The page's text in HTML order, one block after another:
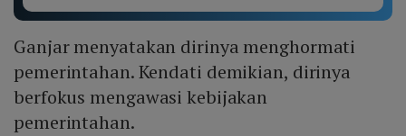
Ganjar menyatakan dirinya menghormati
pemerintahan. Kendati demikian, dirinya
berfokus mengawasi kebijakan
pemerintahan.